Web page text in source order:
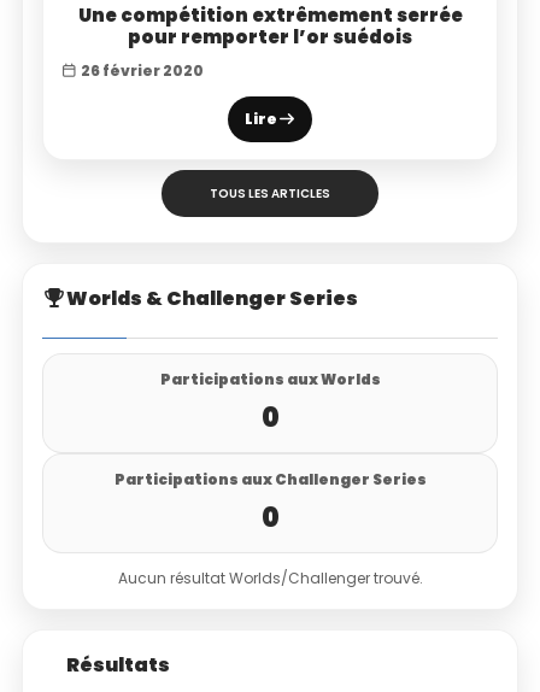
Une compétition extrêmement serrée
pour remporter l’or suédois
26 février 2020
Lire
TOUS LES ARTICLES
Worlds & Challenger Series
Participations aux Worlds
0
Participations aux Challenger Series
0
Aucun résultat Worlds/Challenger trouvé.
Résultats